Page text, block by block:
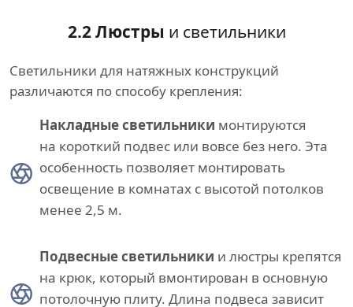
2.2 Люстры и светильники
Светильники для натяжных конструкций
различаются по способу крепления:
Накладные светильники монтируются
на короткий подвес или вовсе без него. Эта
особенность позволяет монтировать
освещение в комнатах с высотой потолков
менее 2,5 м.
Подвесные светильники и люстры крепятся
на крюк, который вмонтирован в основную
потолочную плиту. Длина подвеса зависит